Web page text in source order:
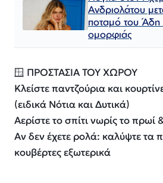
Ανδριολάτου
ποταμό του Άδη
ομορφιάς
🪟 ΠΡΟΣΤΑΣΙΑ ΤΟΥ ΧΩΡΟΥ
Κλείστε παντζούρια και
(ειδικά Νότια και Δυτικά)
Αερίστε το σπίτι νωρίς το
Αν δεν έχετε ρολά: καλύψτε τα
κουβέρτες εξωτερικά